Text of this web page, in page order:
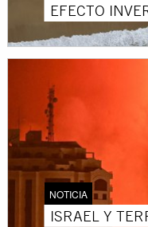
EFECTO
NOTICIA
ISRAEL Y